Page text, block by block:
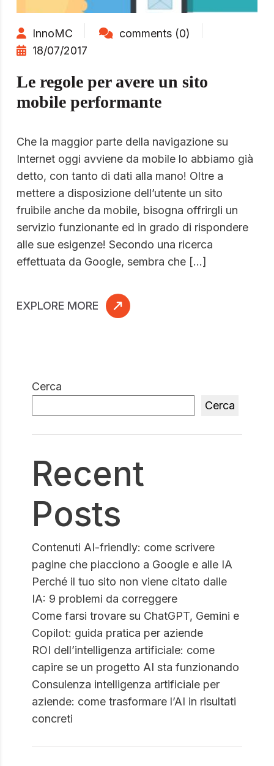
InnoMC
comments (0)
18/07/2017
Le regole per avere un sito
mobile performante
Che la maggior parte della navigazione su
Internet oggi avviene da mobile lo abbiamo già
detto, con tanto di dati alla mano! Oltre a
mettere a disposizione dell’utente un sito
fruibile anche da mobile, bisogna offrirgli un
servizio funzionante ed in grado di rispondere
alle sue esigenze! Secondo una ricerca
effettuata da Google, sembra che […]
EXPLORE MORE
Cerca
Cerca
Recent
Posts
Contenuti AI-friendly: come scrivere
pagine che piacciono a Google e alle IA
Perché il tuo sito non viene citato dalle
IA: 9 problemi da correggere
Come farsi trovare su ChatGPT, Gemini e
Copilot: guida pratica per aziende
ROI dell’intelligenza artificiale: come
capire se un progetto AI sta funzionando
Consulenza intelligenza artificiale per
aziende: come trasformare l’AI in risultati
concreti